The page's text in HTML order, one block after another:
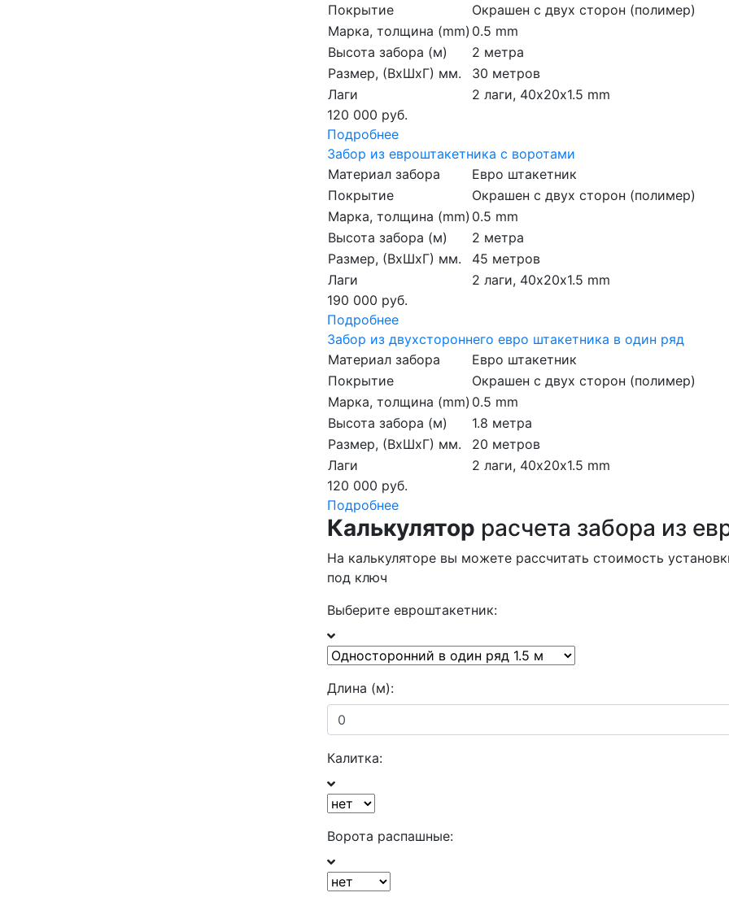
Покрытие
Окрашен с двух сторон (полимер)
Марка, толщина (mm) 0.5 mm
Высота забора (м)
2 метра
Размер, (ВхШхГ) мм.
30 метров
Лаги
2 лаги, 40х20х1.5 mm
120 000 руб.
Подробнее
Забор из евроштакетника с воротами
Материал забора
Евро штакетник
Покрытие
Окрашен с двух сторон (полимер)
Марка, толщина (mm) 0.5 mm
Высота забора (м)
2 метра
Размер, (ВхШхГ) мм.
45 метров
Лаги
2 лаги, 40х20х1.5 mm
190 000 руб.
Подробнее
Забор из двухстороннего евро штакетника в один ряд
Материал забора
Евро штакетник
Покрытие
Окрашен с двух сторон (полимер)
Марка, толщина (mm) 0.5 mm
Высота забора (м)
1.8 метра
Размер, (ВхШхГ) мм.
20 метров
Лаги
2 лаги, 40х20х1.5 mm
120 000 руб.
Подробнее
Калькулятор расчета забора из
На калькуляторе вы можете рассчитать стоимость
под ключ
Выберите евроштакетник:
Длина (м):
Калитка:
Ворота распашные: